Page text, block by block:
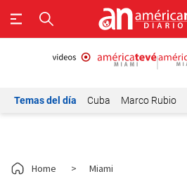
Temas del día Cuba Marco Rubio
Home > Miami